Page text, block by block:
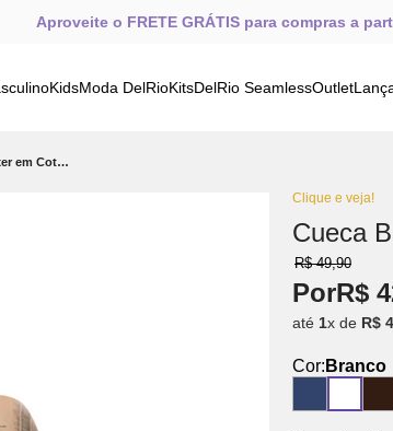
Aproveite o FRETE GRÁTIS para compras a
KidsModa DelRioKitsDelRio SeamlessOutlet
Cueca Boxer em Cotton com Elastico Embutído Branco
Clique e veja!
Cueca
R$ 49,90
PorR$
até 1x de R$
Cor: Branco